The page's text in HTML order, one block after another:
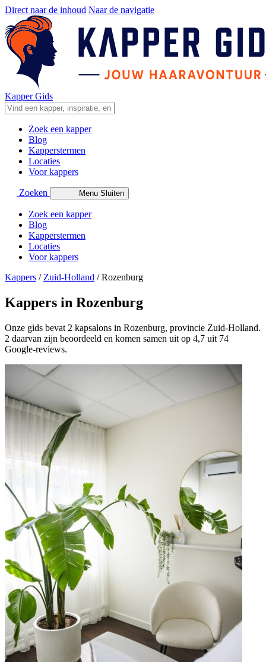
Direct naar de inhoud Naar de navigatie
Kapper Gids
Zoek een kapper
Blog
Kapperstermen
Locaties
Voor kappers
Zoeken Menu Sluiten
Zoek een kapper
Blog
Kapperstermen
Locaties
Voor kappers
Kappers / Zuid-Holland /Rozenburg
Kappers in Rozenburg
Onze gids bevat 2 kapsalons in Rozenburg, provincie Zuid-Holland.
2 daarvan zijn beoordeeld en komen samen uit op 4,7 uit 74
Google-reviews.